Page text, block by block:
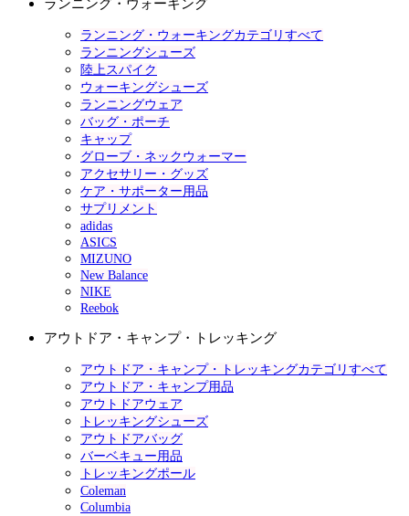
ランニング・ウォーキング
ランニング・ウォーキングカテゴリすべて
ランニングシューズ
陸上スパイク
ウォーキングシューズ
ランニングウェア
バッグ・ポーチ
キャップ
グローブ・ネックウォーマー
アクセサリー・グッズ
ケア・サポーター用品
サプリメント
adidas
ASICS
MIZUNO
New Balance
NIKE
Reebok
アウトドア・キャンプ・トレッキング
アウトドア・キャンプ・トレッキングカテゴリすべて
アウトドア・キャンプ用品
アウトドアウェア
トレッキングシューズ
アウトドアバッグ
バーベキュー用品
トレッキングポール
Coleman
Columbia